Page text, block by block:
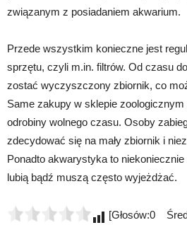
związanym z posiadaniem akwarium.
Przede wszystkim konieczne jest
sprzętu, czyli m.in. filtrów. Od czasu
zostać wyczyszczony zbiornik, co
Same zakupy w sklepie
odrobiny wolnego czasu. Osoby
zdecydować się na mały zbiornik i
Ponadto akwarystyka to
lubią bądź muszą często wyjeżdżać.
[Głosów:0